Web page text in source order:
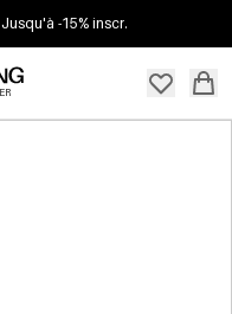
-15% inscr.